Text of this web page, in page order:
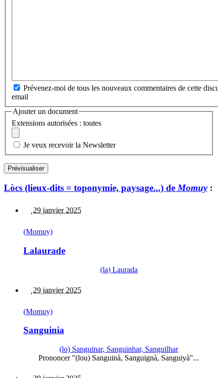
Prévenez-moi de tous les nouveaux commentaires de cette
email
Ajouter un document
Extensions autorisées : toutes
Je veux recevoir la Newsletter
Lòcs (lieux-dits = toponymie, paysage...) de Momuy:
29 janvier 2025
(Momuy)
Lalaurade
(la) Laurada
29 janvier 2025
(Momuy)
Sanguinia
(lo) Sanguinar, Sanguinhar, Sanguilhar
Prononcer "(lou) Sanguinà, Sanguignà, Sanguiyà"...